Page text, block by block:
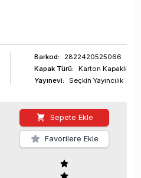
Barkod:
2822420525066
Kapak Türü:
Karton Kapaklı
Yayınevi:
Seçkin Yayıncılık
Sepete Ekle
Favorilere Ekle